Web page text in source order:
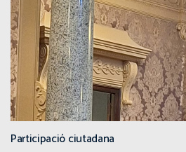
Participació ciutadana